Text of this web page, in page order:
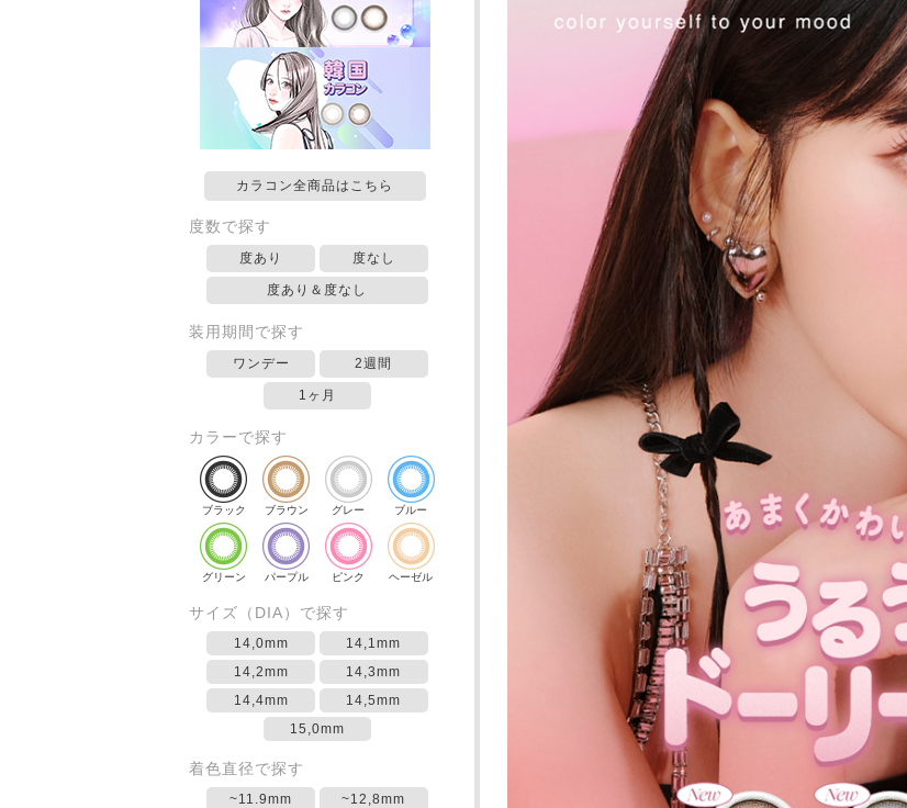
カラコン全商品はこちら
度数で探す
度あり 度なし
度あり＆度なし
装用期間で探す
ワンデー 2週間
1ヶ月
カラーで探す
ブラック ブラウン グレー ブルー
グリーン パープル ピンク ヘーゼル
サイズ（DIA）で探す
14,0mm
14,1mm
14,2mm
14,3mm
14,4mm
14,5mm
15,0mm
着色直径で探す
~11.9mm
~12,8mm